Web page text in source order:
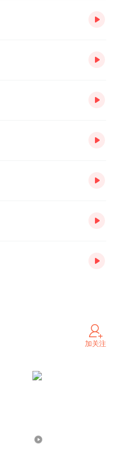
钢铁侠”
新快电子音更新快电子
音更新快电子音更新快
电子音更新快电子音更
新快电子音更新快电子
电子音更新快电子音更
音更新快电子音更新快
新快电子音更新快电子
加关注